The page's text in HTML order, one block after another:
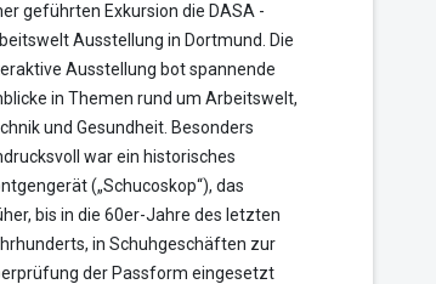
geführten Exkursion die DASA -
Ausstellung in Dortmund. Die
Ausstellung bot spannende
in Themen rund um Arbeitswelt,
und Gesundheit. Besonders
war ein historisches
(„Schucoskop“), das
bis in die 60er-Jahre des letzten
in Schuhgeschäften zur
der Passform eingesetzt